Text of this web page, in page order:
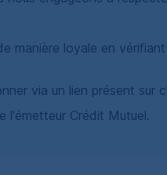
manière loyale en
via un lien présent sur
l'émetteur Crédit Mutuel.